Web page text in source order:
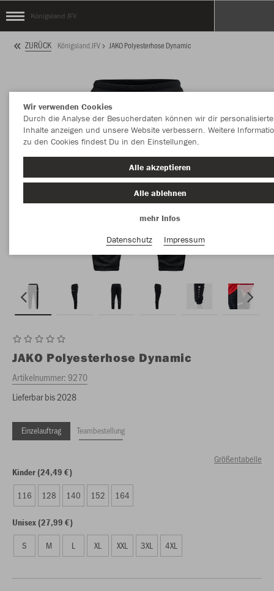
Königsland JFV
ZURÜCK Königsland JFV JAKO Polyesterhose Dynamic
JAKO Polyesterhose Dynamic
Artikelnummer:9270
Lieferbar bis 2028
Einzelauftrag Teambestellung
Größentabelle
Kinder (24,49 €)
116 128 140 152 164
Unisex (27,99 €)
S M L XL XXL 3XL 4XL
Wir verwenden Cookies
Durch die Analyse der Besucherdaten können wir dir personalisierte
Inhalte anzeigen und unsere Website verbessern. Weitere
zu den Cookies findest Du in den Einstellungen.
Alle akzeptieren
Alle ablehnen
mehr Infos
Datenschutz
Impressum